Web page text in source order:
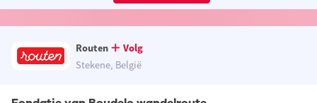
Routen
Volg
Stekene, België